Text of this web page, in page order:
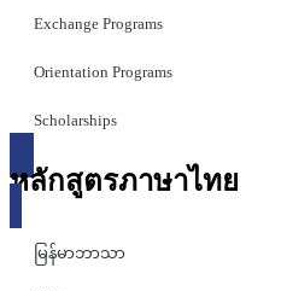
Exchange Programs
Orientation Programs
Scholarships
หลักสูตรภาษาไทย
မြန်မာဘာသာ